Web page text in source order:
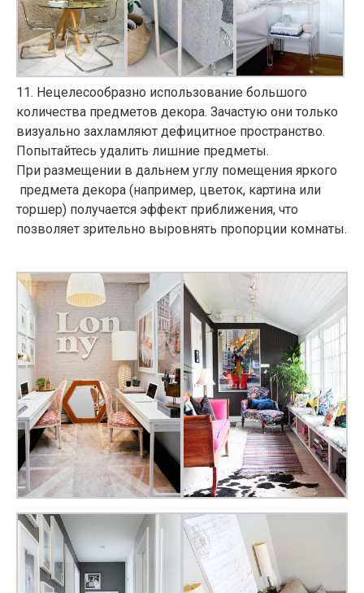
11. Нецелесообразно использование большого
количества предметов декора. Зачастую они только
визуально захламляют дефицитное пространство.
Попытайтесь удалить лишние предметы.
При размещении в дальнем углу помещения яркого
предмета декора (например, цветок, картина или
торшер) получается эффект приближения, что
позволяет зрительно выровнять пропорции комнаты.